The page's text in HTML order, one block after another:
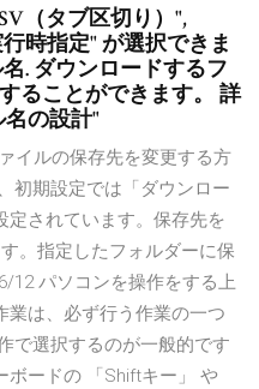
（タブ区切り）",
時指定" が選択できま
. ダウンロードするフ
ることができます。 詳
の設計"
イルの保存先を変更する方
初期設定では「ダウンロー
定されています。保存先を
。指定したフォルダーに保
12 パソコンを操作をする上
業は、必ず行う作業の一つ
で選択するのが一般的です
ボードの 「Shiftキー」 や